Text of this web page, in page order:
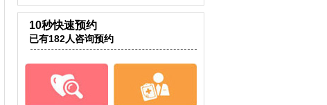
10秒快速预约
已有182人咨询预约